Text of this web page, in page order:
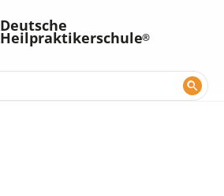
Deutsche
Heilpraktikerschule